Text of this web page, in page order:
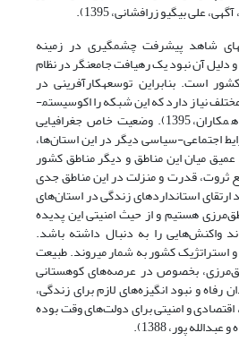
علی بیگی­و زرافشانی، 1395).
شاهد پیشرفت چشمگیری در زمینه
دلیل آن نبود یک رهیافت جامع­نگر در نظام
است. بنابراین توسعه­کارآفرینی در
کشور به شبکه­ای از عناصر مختلف نیاز دارد که این شبکه را اکوسیستم­
کارآفرینی گویند(قنبری و همکاران، 1395). وضعیت خاص جغرافیایی
اجتماعی-سیاسی دیگر در این استان‌ها،
میان این مناطق و دیگر مناطق کشور
ثروت، قدرت و منزلت در این مناطق جدی
استانداردهای زندگی در استان‌های
هستیم و از حیث امنیتی این پدیده
واکنش‌هایی را به دنبال داشته باشد.
استراتژیک کشور به شمار میروند. طبیعت
بخصوص در عرصه‌های کوهستانی
رفاه و نبود انگیزه‌های لازم برای زندگی،
و امنیتی برای دولت‌های وقت بوده
پور، 1388).